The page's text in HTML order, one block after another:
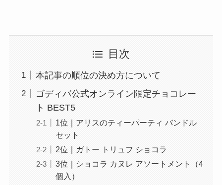
目次
本記事の順位の決め方について
ゴディバ公式オンライン限定チョコレー
ト BEST5
1位｜アリスのティーパーティ バンドル
セット
2位｜ガトー トリュフ ショコラ
3位｜ショコラ カヌレ アソートメント（4
個入）